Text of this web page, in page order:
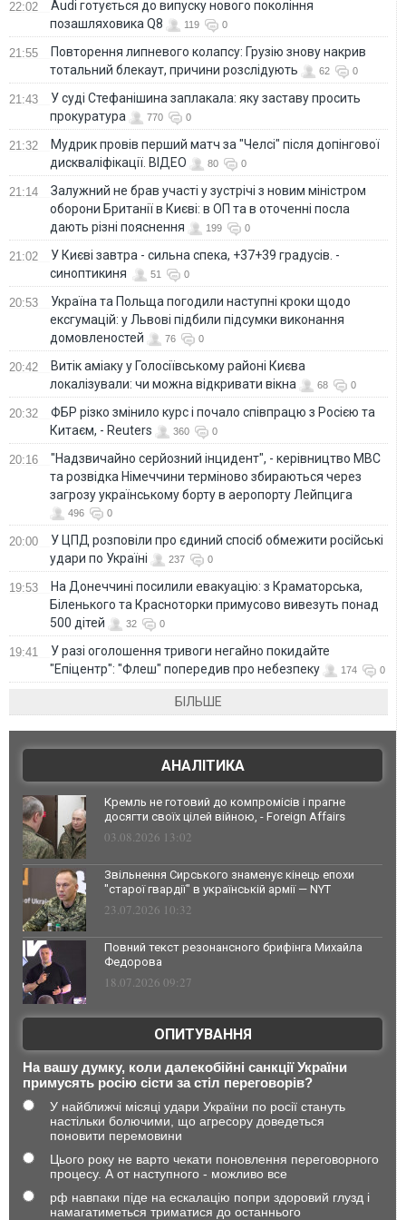
22:02
Audi готується до випуску нового покоління
позашляховика Q8
119 0
21:55
Повторення липневого колапсу: Грузію знову накрив
тотальний блекаут, причини розслідують
62 0
21:43
У суді Стефанішина заплакала: яку заставу просить
прокуратура
770 0
21:32
Мудрик провів перший матч за "Челсі" після допінгової
дискваліфікації. ВІДЕО
80 0
21:14
Залужний не брав участі у зустрічі з новим міністром
оборони Британії в Києві: в ОП та в оточенні посла
дають різні пояснення
199 0
21:02
У Києві завтра - сильна спека, +37+39 градусів. -
синоптикиня
51 0
20:53
Україна та Польща погодили наступні кроки щодо
ексгумацій: у Львові підбили підсумки виконання
домовленостей
76 0
20:42
Витік аміаку у Голосіївському районі Києва
локалізували: чи можна відкривати вікна
68 0
20:32
ФБР різко змінило курс і почало співпрацю з Росією та
Китаєм, - Reuters
360 0
20:16
"Надзвичайно серйозний інцидент", - керівництво МВС
та розвідка Німеччини терміново збираються через
загрозу українському борту в аеропорту Лейпцига
496 0
20:00
У ЦПД розповіли про єдиний спосіб обмежити російські
удари по Україні
237 0
19:53
На Донеччині посилили евакуацію: з Краматорська,
Біленького та Красноторки примусово вивезуть понад
500 дітей
32 0
19:41
У разі оголошення тривоги негайно покидайте
"Епіцентр": "Флеш" попередив про небезпеку
174 0
БІЛЬШЕ
АНАЛІТИКА
Кремль не готовий до компромісів і прагне
досягти своїх цілей війною, - Foreign Affairs
03.08.2026 13:02
Звільнення Сирського знаменує кінець епохи
"старої гвардії" в українській армії — NYT
23.07.2026 10:32
Повний текст резонансного брифінга Михайла
Федорова
18.07.2026 09:27
ОПИТУВАННЯ
На вашу думку, коли далекобійні санкції України
примусять росію сісти за стіл переговорів?
У найближчі місяці удари України по росії стануть
настільки болючими, що агресору доведеться
поновити перемовини
Цього року не варто чекати поновлення переговорного
процесу. А от наступного - можливо все
рф навпаки піде на ескалацію попри здоровий глузд і
намагатиметься триматися до останнього